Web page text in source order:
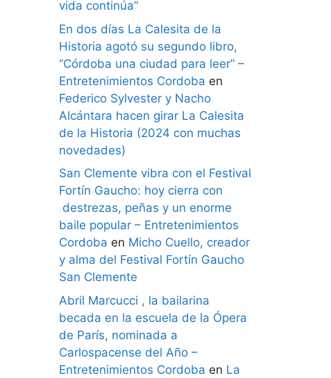
vida continúa”
En dos días La Calesita de la
Historia agotó su segundo libro,
“Córdoba una ciudad para leer” –
Entretenimientos Cordoba en
Federico Sylvester y Nacho
Alcántara hacen girar La Calesita
de la Historia (2024 con muchas
novedades)
San Clemente vibra con el Festival
Fortín Gaucho: hoy cierra con
destrezas, peñas y un enorme
baile popular – Entretenimientos
Cordoba en Micho Cuello, creador
y alma del Festival Fortín Gaucho
San Clemente
Abril Marcucci , la bailarina
becada en la escuela de la Ópera
de París, nominada a
Carlospacense del Año –
Entretenimientos Cordoba en La